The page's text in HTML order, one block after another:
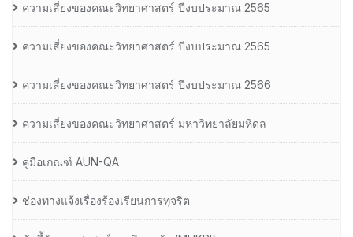
ความเสี่ยงของคณะวิทยาศาสตร์ ปีงบประมาณ 2565
ความเสี่ยงของคณะวิทยาศาสตร์ ปีงบประมาณ 2565
ความเสี่ยงของคณะวิทยาศาสตร์ ปีงบประมาณ 2566
ความเสี่ยงของคณะวิทยาศาสตร์ มหาวิทยาลัยมหิดล
คู่มือเกณฑ์ AUN-QA
ช่องทางแจ้งเรื่องร้องเรียนการทุจริต